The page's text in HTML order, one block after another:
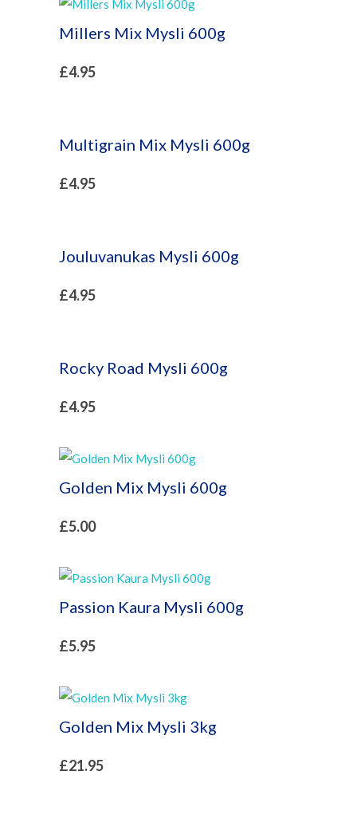
Millers Mix Mysli 600g
£4.95
Multigrain Mix Mysli 600g
£4.95
Jouluvanukas Mysli 600g
£4.95
Rocky Road Mysli 600g
£4.95
Golden Mix Mysli 600g
£5.00
Passion Kaura Mysli 600g
£5.95
Golden Mix Mysli 3kg
£21.95